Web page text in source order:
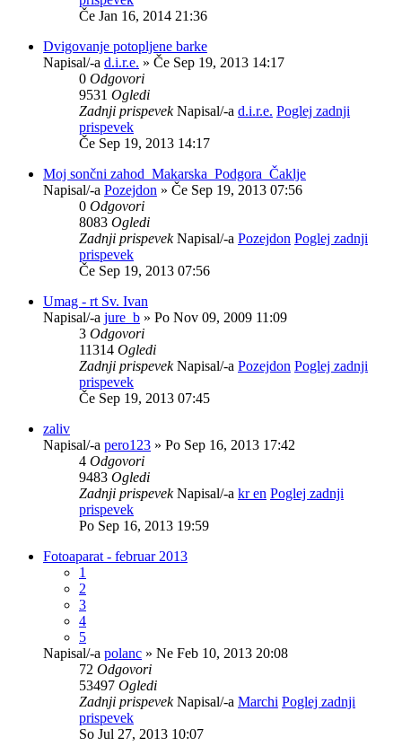
Če Jan 16, 2014 21:36
Dvigovanje potopljene barke
Napisal/-a d.i.r.e. » Če Sep 19, 2013 14:17
0 Odgovori
9531 Ogledi
Zadnji prispevekNapisal/-a d.i.r.e. Poglej zadnji
prispevek
Če Sep 19, 2013 14:17
Moj sončni zahod_Makarska_Podgora_Čaklje
Napisal/-a Pozejdon » Če Sep 19, 2013 07:56
0 Odgovori
8083 Ogledi
Zadnji prispevekNapisal/-a Pozejdon Poglej zadnji
prispevek
Če Sep 19, 2013 07:56
Umag - rt Sv. Ivan
Napisal/-a jure_b » Po Nov 09, 2009 11:09
3 Odgovori
11314 Ogledi
Zadnji prispevekNapisal/-a Pozejdon Poglej zadnji
prispevek
Če Sep 19, 2013 07:45
zaliv
Napisal/-a pero123 » Po Sep 16, 2013 17:42
4 Odgovori
9483 Ogledi
Zadnji prispevekNapisal/-a kr en Poglej zadnji
prispevek
Po Sep 16, 2013 19:59
Fotoaparat - februar 2013
1
2
3
4
5
Napisal/-a polanc » Ne Feb 10, 2013 20:08
72 Odgovori
53497 Ogledi
Zadnji prispevekNapisal/-a Marchi Poglej zadnji
prispevek
So Jul 27, 2013 10:07